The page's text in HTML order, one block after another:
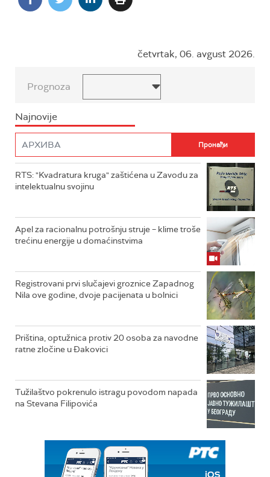
četvrtak, 06. avgust 2026.
Prognoza
Najnovije
RTS: "Kvadratura kruga" zaštićena u Zavodu za
intelektualnu svojinu
Apel za racionalnu potrošnju struje – klime troše
trećinu energije u domaćinstvima
Registrovani prvi slučajevi groznice Zapadnog
Nila ove godine, dvoje pacijenata u bolnici
Priština, optužnica protiv 20 osoba za navodne
ratne zločine u Đakovici
Tužilaštvo pokrenulo istragu povodom napada
na Stevana Filipovića